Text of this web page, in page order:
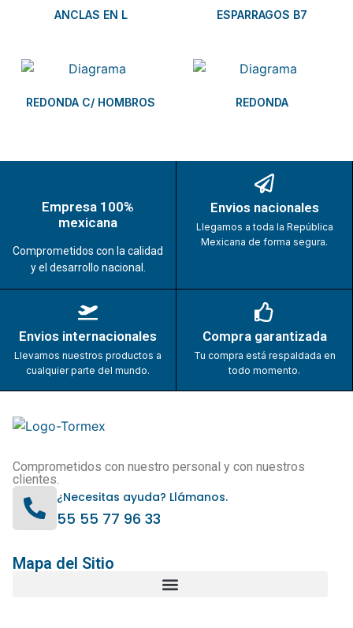
ANCLAS EN L ESPARRAGOS B7
REDONDA C/ HOMBROS REDONDA
Empresa 100%
mexicana
Comprometidos con la calidad
y el desarrollo nacional.
Envios nacionales
Llegamos a toda la República
Mexicana de forma segura.
Envios internacionales
Llevamos nuestros productos a
cualquier parte del mundo.
Compra garantizada
Tu compra está respaldada en
todo momento.
Comprometidos con nuestro personal y con nuestros
clientes.
¿Necesitas ayuda? Llámanos.
55 55 77 96 33
Mapa del Sitio